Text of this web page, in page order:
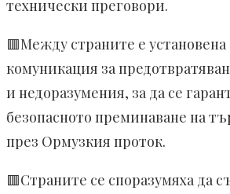
технически преговори.
🟥Между страните е
комуникация за
и недоразумения, за да се
безопасното преминаване на
през Ормузкия проток.
🟥Страните се споразумяха да